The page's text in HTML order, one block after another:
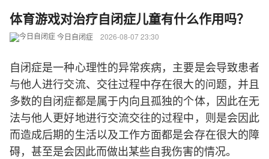
体育游戏对治疗自闭症儿童有什么作用吗？
今日自闭症 2026-08-07 23:30
自闭症是一种心理性的异常疾病，主要是会导致患者
与他人进行交流、交往过程中存在很大的问题，并且
多数的自闭症都是属于内向且孤独的个体，因此在无
法与他人更好地进行交流交往的过程中，则是会因此
而造成后期的生活以及工作方面都是会存在很大的障
碍，甚至是会因此而做出某些自我伤害的情况。